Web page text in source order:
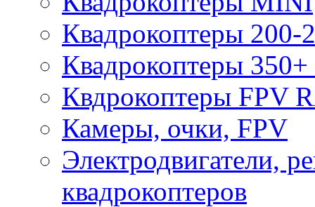
Квадрокоптеры 200-
Квадрокоптеры 350+
Квдрокоптеры FPV
Камеры, очки, FPV
Электродвигатели,
квадрокоптеров